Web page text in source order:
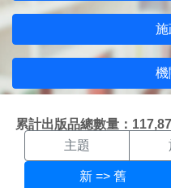
施
機
累計出版品總數量：
機關搜尋
主題
新 => 舊